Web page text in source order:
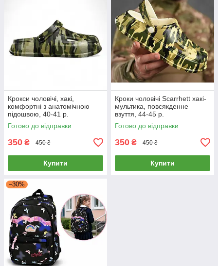
Крокси чоловічі, хакі,
комфортні з анатомічною
підошвою, 40-41 р.
Готово до відправки
350 ₴ 450 ₴
Купити
Кроки чоловічі Scarrhett хакі-
мультика, повсякденне
взуття, 44-45 р.
Готово до відправки
350 ₴ 450 ₴
Купити
–30%